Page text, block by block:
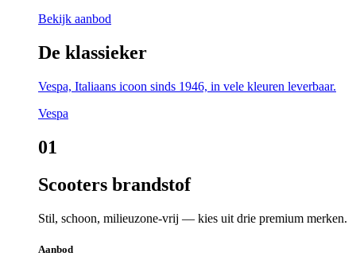
Bekijk aanbod
De klassieker
Vespa, Italiaans icoon sinds 1946, in vele kleuren leverbaar.
Vespa
01
Scooters brandstof
Stil, schoon, milieuzone-vrij — kies uit drie premium merken.
Aanbod